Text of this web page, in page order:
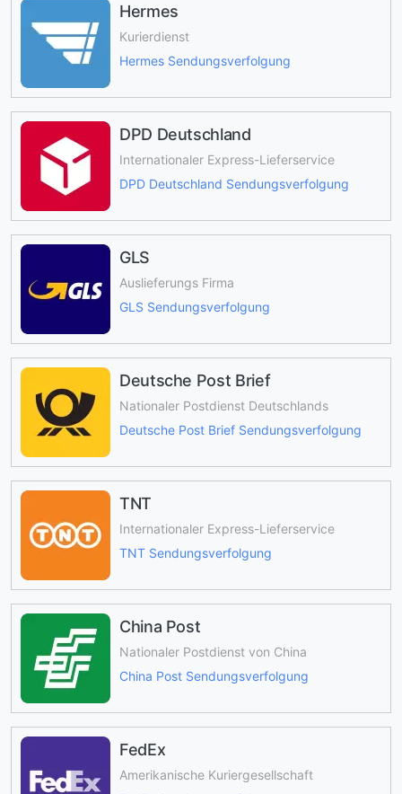
Hermes
Kurierdienst
Hermes Sendungsverfolgung
DPD Deutschland
Internationaler Express-Lieferservice
DPD Deutschland Sendungsverfolgung
GLS
Auslieferungs Firma
GLS Sendungsverfolgung
Deutsche Post Brief
Nationaler Postdienst Deutschlands
Deutsche Post Brief Sendungsverfolgung
TNT
Internationaler Express-Lieferservice
TNT Sendungsverfolgung
China Post
Nationaler Postdienst von China
China Post Sendungsverfolgung
FedEx
Amerikanische Kuriergesellschaft